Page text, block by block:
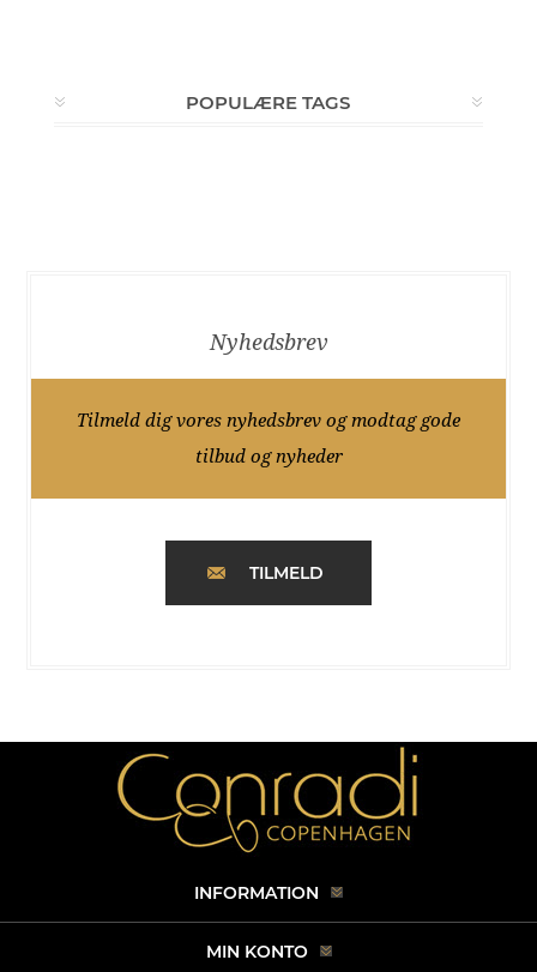
POPULÆRE TAGS
Nyhedsbrev
Tilmeld dig vores nyhedsbrev og modtag gode
tilbud og nyheder
TILMELD
INFORMATION
MIN KONTO